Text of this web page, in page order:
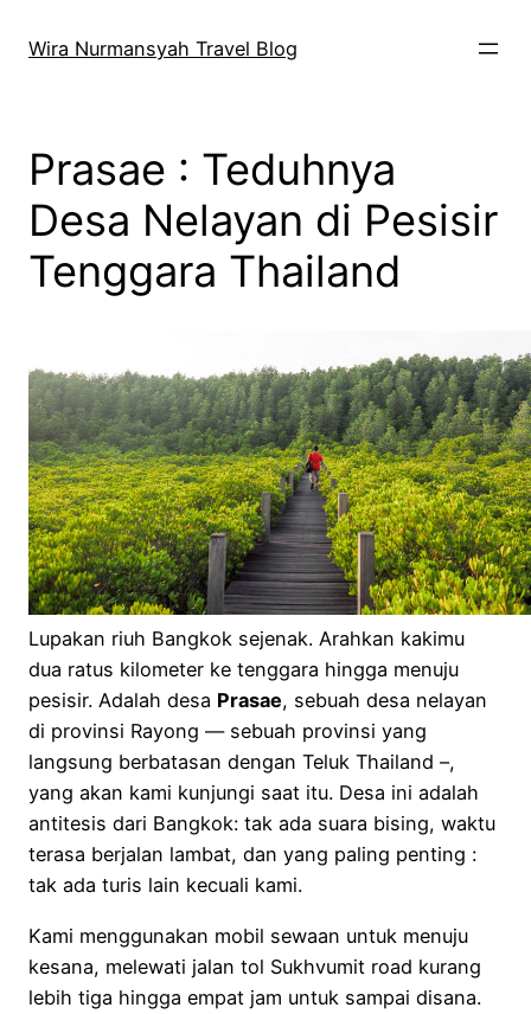
Wira Nurmansyah Travel Blog
Prasae : Teduhnya
Desa Nelayan di Pesisir
Tenggara Thailand
Lupakan riuh Bangkok sejenak. Arahkan kakimu
dua ratus kilometer ke tenggara hingga menuju
pesisir. Adalah desa Prasae, sebuah desa nelayan
di provinsi Rayong — sebuah provinsi yang
langsung berbatasan dengan Teluk Thailand –,
yang akan kami kunjungi saat itu. Desa ini adalah
antitesis dari Bangkok: tak ada suara bising, waktu
terasa berjalan lambat, dan yang paling penting :
tak ada turis lain kecuali kami.
Kami menggunakan mobil sewaan untuk menuju
kesana, melewati jalan tol Sukhvumit road kurang
lebih tiga hingga empat jam untuk sampai disana.